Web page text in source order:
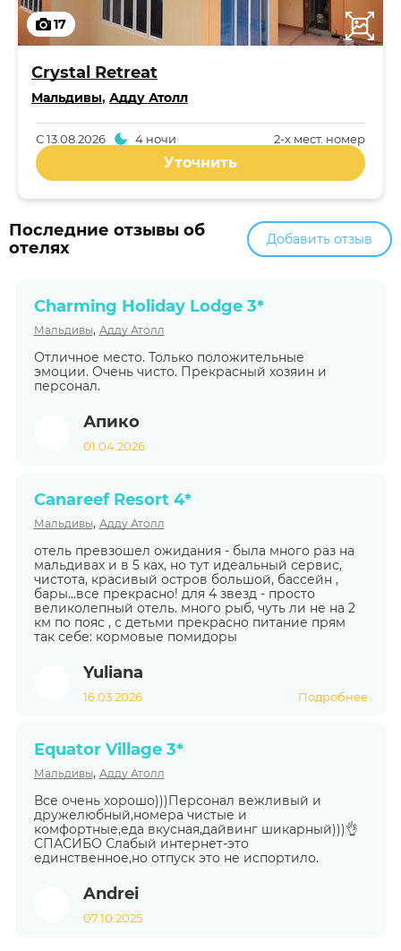
17
Crystal Retreat
Мальдивы, Адду Атолл
2-x мест. номер
С13.08.2026 4 ночи
Уточнить
Последние отзывы об
отелях
Добавить отзыв
Charming Holiday Lodge 3*
Мальдивы, Адду Атолл
Отличное место. Только положительные
эмоции. Очень чисто. Прекрасный хозяин и
персонал.
Апико
01.04.2026
Canareef Resort 4*
Мальдивы, Адду Атолл
отель превзошел ожидания - была много раз на
мальдивах и в 5 ках, но тут идеальный сервис,
чистота, красивый остров большой, бассейн ,
бары...все прекрасно! для 4 звезд - просто
великолепный отель. много рыб, чуть ли не на 2
км по пояс , с детьми прекрасно питание прям
так себе: кормовые помидоры
Yuliana
16.03.2026 Подробнее
Equator Village 3*
Мальдивы, Адду Атолл
Все очень хорошо)))Персонал вежливый и
дружелюбный,номера чистые и
комфортные,еда вкусная,дайвинг шикарный)))👌
СПАСИБО Слабый интернет-это
единственное,но отпуск это не испортило.
Andrei
07.10.2025